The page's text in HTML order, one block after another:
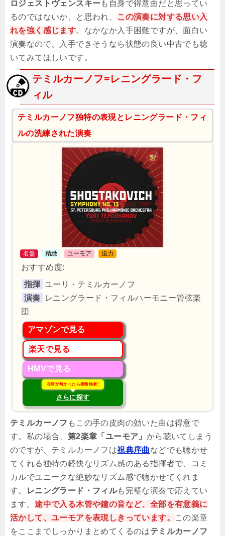
ロジェストヴェンスキーも自身で得意曲だと思ってい
るのではないか、と思われ、
この演奏に対する思い入
れを強く感じます。なかなか入手困難ですが、面白い
演奏なので、入手できそうなら状態の良い中古でも聴
いてみてほしいです。
テミルカーノフ=レニングラード・フ
ィル
テミルカーノフ独特の表現とレニングラード・フィ
ルの洗練された演奏
名盤 精緻 ユーモア 迫力
おすすめ度:
指揮 ユーリ・テミルカーノフ
演奏
レニングラード・フィルハーモニー管弦楽
団
アマゾンで見る
楽天で見る
HMVで見る
在庫が無かったら横断検索!
さらに探す
テミルカーノフ もこの手の皮肉の効いた曲は得意で
す。私の場合、 第2楽章「ユーモア」 から聴いてしまう
のですが、テミルカーノフは祝典序曲などでも聴かせ
てくれる独特の軽快なリズム感のある指揮者で、コミ
カルでユニークな絶妙なリズム感で聴かせてくれま
す。
レニングラード・フィルも完璧な演奏で応えてい
ます。途中で入る木管や鐘の音など、全部を有意義に
活かして、ユーモアを表現しきっています。
この楽章
をここまでしっかりまとめてくるのはテミルカーノフ